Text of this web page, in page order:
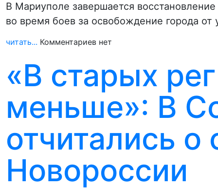
В Мариуполе завершается
во время боев за освобождение города от
читать... Комментариев нет
«В старых
меньше»: В
отчитались о
Новороссии